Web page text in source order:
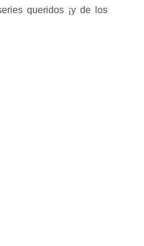
queridos ¡y de los